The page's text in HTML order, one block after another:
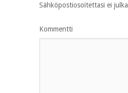
Sähköpostiosoitettasi ei
Kommentti